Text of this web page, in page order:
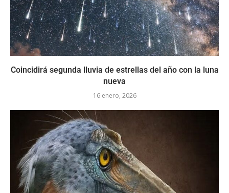
Coincidirá segunda lluvia de estrellas del año con la luna
nueva
16 enero, 2026